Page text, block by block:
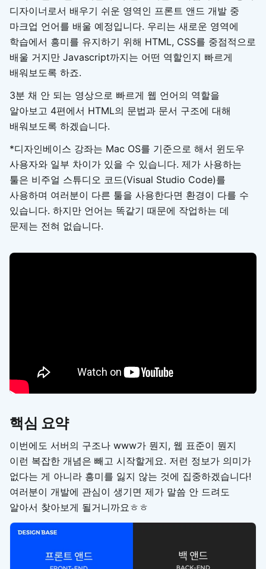
디자이너로서 배우기 쉬운 영역인 프론트 앤드 개발 중
마크업 언어를 배울 예정입니다. 우리는 새로운 영역에
학습에서 흥미를 유지하기 위해 HTML, CSS를 중점적으로
배울 거지만 Javascript까지는 어떤 역할인지 빠르게
배워보도록 하죠.
3분 채 안 되는 영상으로 빠르게 웹 언어의 역할을
알아보고 4편에서 HTML의 문법과 문서 구조에 대해
배워보도록 하겠습니다.
*디자인베이스 강좌는 Mac OS를 기준으로 해서 윈도우
사용자와 일부 차이가 있을 수 있습니다. 제가 사용하는
툴은 비주얼 스튜디오 코드(Visual Studio Code)를
사용하며 여러분이 다른 툴을 사용한다면 환경이 다를 수
있습니다. 하지만 언어는 똑같기 때문에 작업하는 데
문제는 전혀 없습니다.
핵심 요약
이번에도 서버의 구조나 www가 뭔지, 웹 표준이 뭔지
이런 복잡한 개념은 빼고 시작할게요. 저런 정보가 의미가
없다는 게 아니라 흥미를 잃지 않는 것에 집중하겠습니다!
여러분이 개발에 관심이 생기면 제가 말씀 안 드려도
알아서 찾아보게 될거니까요ㅎㅎ